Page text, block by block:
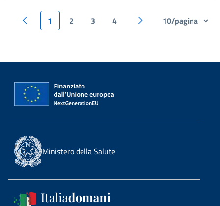
Pagina precedente
1 2 3 4 Pagina successiva
Ministero della Salute